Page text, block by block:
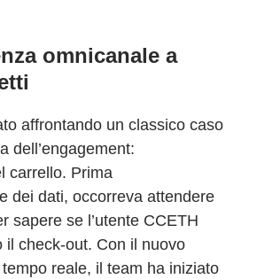
omnicanale a
affrontando un classico caso
dell’engagement:
carrello. Prima
dei dati, occorreva attendere
sapere se l’utente CCETH
il check-out. Con il nuovo
reale, il team ha iniziato